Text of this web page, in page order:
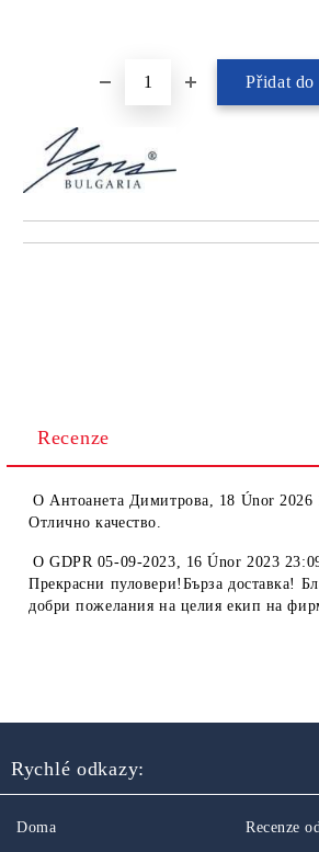
Recenze
OАнтоанета Димитрова, 18 Únor 2026
Отлично качество.
OGDPR 05-09-2023, 16 Únor 2023
Прекрасни пуловери!Бърза доставка!
добри пожелания на целия екип на
Rychlé odkazy:
Doma Recenze